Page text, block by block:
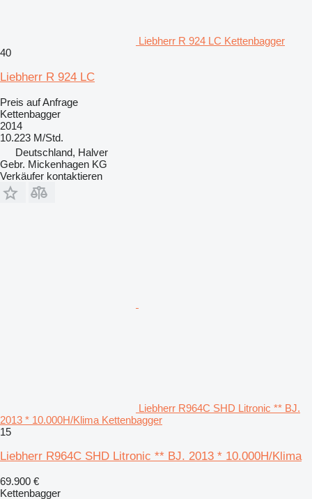
Liebherr R 924 LC Kettenbagger
40
Liebherr R 924 LC
Preis auf Anfrage
Kettenbagger
2014
10.223 M/Std.
Deutschland, Halver
Gebr. Mickenhagen KG
Verkäufer kontaktieren
Liebherr R964C SHD Litronic ** BJ.
2013 * 10.000H/Klima Kettenbagger
15
Liebherr R964C SHD Litronic ** BJ. 2013 * 10.000H/Klima
69.900 €
Kettenbagger